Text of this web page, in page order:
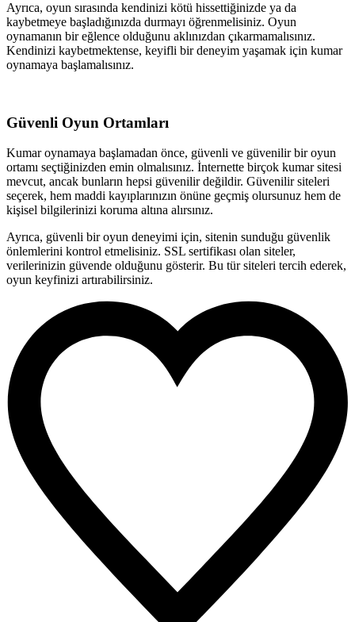
Ayrıca, oyun sırasında kendinizi kötü hissettiğinizde ya da
kaybetmeye başladığınızda durmayı öğrenmelisiniz. Oyun
oynamanın bir eğlence olduğunu aklınızdan çıkarmamalısınız.
Kendinizi kaybetmektense, keyifli bir deneyim yaşamak için kumar
oynamaya başlamalısınız.
Güvenli Oyun Ortamları
Kumar oynamaya başlamadan önce, güvenli ve güvenilir bir oyun
ortamı seçtiğinizden emin olmalısınız. İnternette birçok kumar sitesi
mevcut, ancak bunların hepsi güvenilir değildir. Güvenilir siteleri
seçerek, hem maddi kayıplarınızın önüne geçmiş olursunuz hem de
kişisel bilgilerinizi koruma altına alırsınız.
Ayrıca, güvenli bir oyun deneyimi için, sitenin sunduğu güvenlik
önlemlerini kontrol etmelisiniz. SSL sertifikası olan siteler,
verilerinizin güvende olduğunu gösterir. Bu tür siteleri tercih ederek,
oyun keyfinizi artırabilirsiniz.